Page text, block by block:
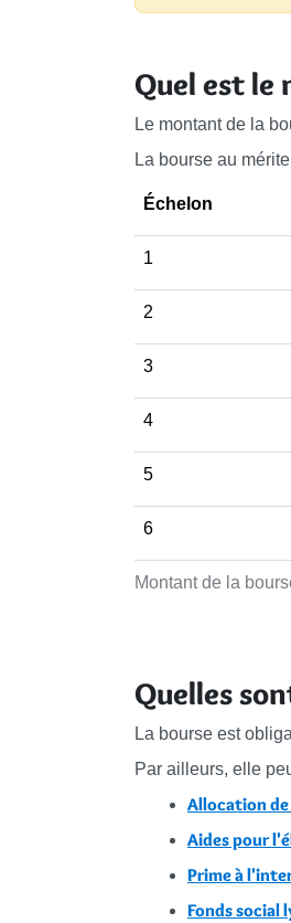
Quel est le
Le montant de la
La bourse au
Montant de la
Échelon
1
2
3
4
5
6
Quelles
La bourse est
Par ailleurs, elle
Allocation de
Aides pour
Prime à
Fonds social